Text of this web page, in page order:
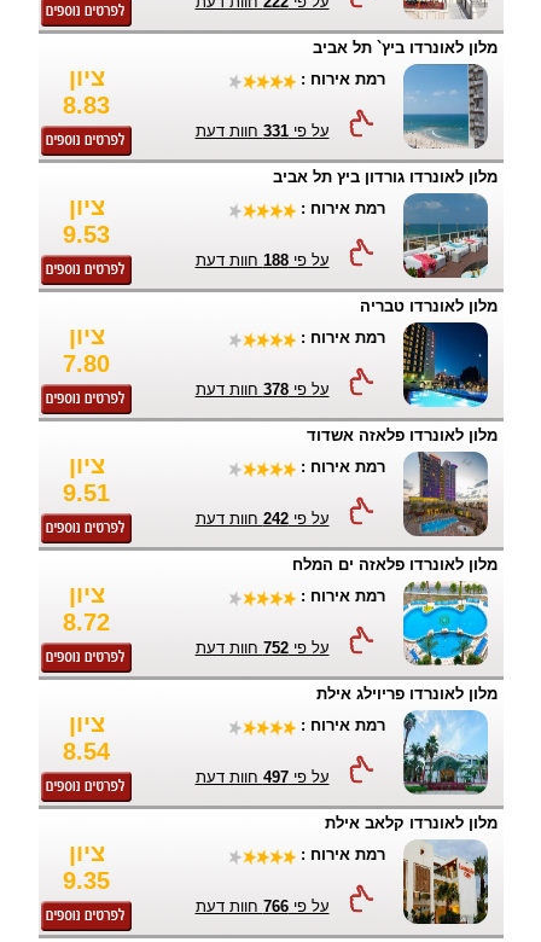
מלון לאונרדו ביץ` תל אביב
ציון
8.83
רמת אירוח :
על פי331 חוות דעת
מלון לאונרדו גורדון ביץ תל אביב
ציון
9.53
רמת אירוח :
על פי188 חוות דעת
מלון לאונרדו טבריה
ציון
7.80
רמת אירוח :
על פי378 חוות דעת
מלון לאונרדו פלאזה אשדוד
ציון
9.51
רמת אירוח :
על פי242 חוות דעת
מלון לאונרדו פלאזה ים המלח
ציון
8.72
רמת אירוח :
על פי752 חוות דעת
מלון לאונרדו פריוילג אילת
ציון
8.54
רמת אירוח :
על פי497 חוות דעת
מלון לאונרדו קלאב אילת
ציון
9.35
רמת אירוח :
על פי766 חוות דעת